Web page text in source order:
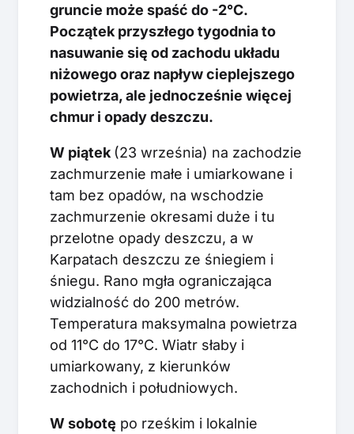
gruncie może spaść do -2°C.
Początek przyszłego tygodnia to
nasuwanie się od zachodu układu
niżowego oraz napływ cieplejszego
powietrza, ale jednocześnie więcej
chmur i opady deszczu.
W piątek (23 września) na zachodzie
zachmurzenie małe i umiarkowane i
tam bez opadów, na wschodzie
zachmurzenie okresami duże i tu
przelotne opady deszczu, a w
Karpatach deszczu ze śniegiem i
śniegu. Rano mgła ograniczająca
widzialność do 200 metrów.
Temperatura maksymalna powietrza
od 11°C do 17°C. Wiatr słaby i
umiarkowany, z kierunków
zachodnich i południowych.
W sobotę po rześkim i lokalnie